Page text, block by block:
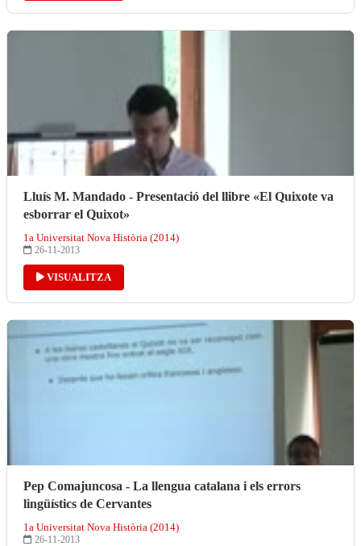
Lluís M. Mandado - Presentació del llibre «El Quixote va
esborrar el Quixot»
1a Universitat Nova Història (2014)
26-11-2013
VISUALITZA
Pep Comajuncosa - La llengua catalana i els errors
lingüístics de Cervantes
1a Universitat Nova Història (2014)
26-11-2013